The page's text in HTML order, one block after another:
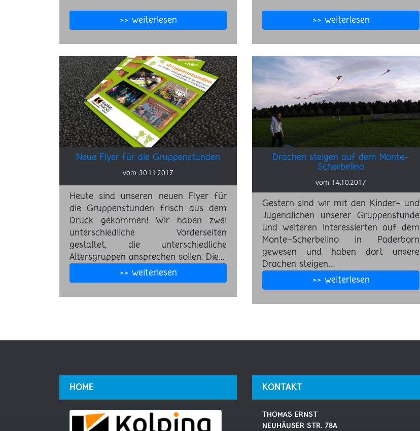
>> weiterlesen >> weiterlesen
Neue Flyer für die Gruppenstunden
vom 30.11.2017
Heute sind unseren neuen Flyer für
die Gruppenstunden frisch aus dem
Druck gekommen! Wir haben zwei
unterschiedliche Vorderseiten
gestaltet, die unterschiedliche
Altersgruppen ansprechen sollen. Die…
>> weiterlesen
Drachen steigen auf dem Monte-
Scherbelino
vom 14.10.2017
Gestern sind wir mit den Kinder- und
Jugendlichen unserer Gruppenstunde
und weiteren Interessierten auf dem
Monte-Scherbelino in Paderborn
gewesen und haben dort unsere
Drachen steigen…
>> weiterlesen
HOME KONTAKT
THOMAS ERNST
NEUHÄUSER STR. 78A